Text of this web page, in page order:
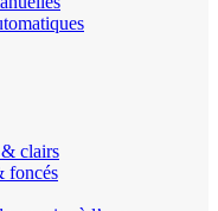
clairs
foncés